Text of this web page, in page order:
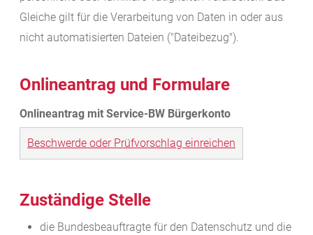
Gleiche gilt für die Verarbeitung von Daten in oder aus
nicht automatisierten Dateien ("Dateibezug").
Onlineantrag und Formulare
Beschwerde oder Prüfvorschlag einreichen
Zuständige Stelle
die Bundesbeauftragte für den Datenschutz und die